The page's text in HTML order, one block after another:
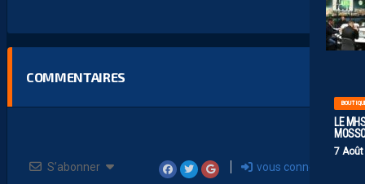
LE
7
COMMENTAIRES
S’abonner vous connecter